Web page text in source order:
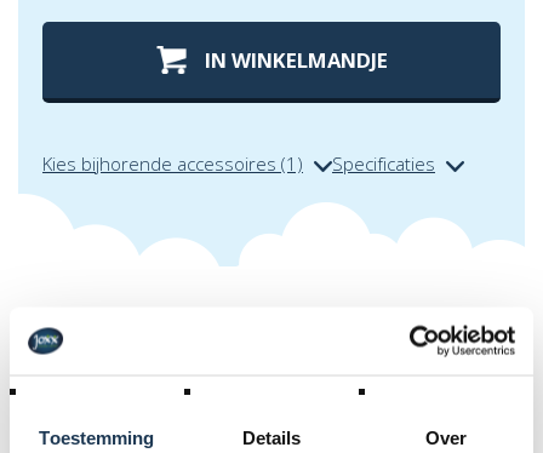
Toestemming Details Over
IN WINKELMANDJE
Kies bijhorende accessoires (1) Specificaties
Extra info over berg zwaailamp
oranje op stang